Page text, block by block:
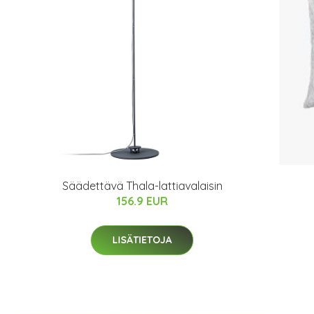
Säädettävä Thala-lattiavalaisin
156.9 EUR
LISÄTIETOJA